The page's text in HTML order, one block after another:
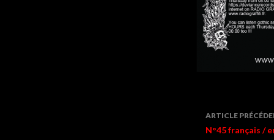
de
ARTICLE
N°45 français /